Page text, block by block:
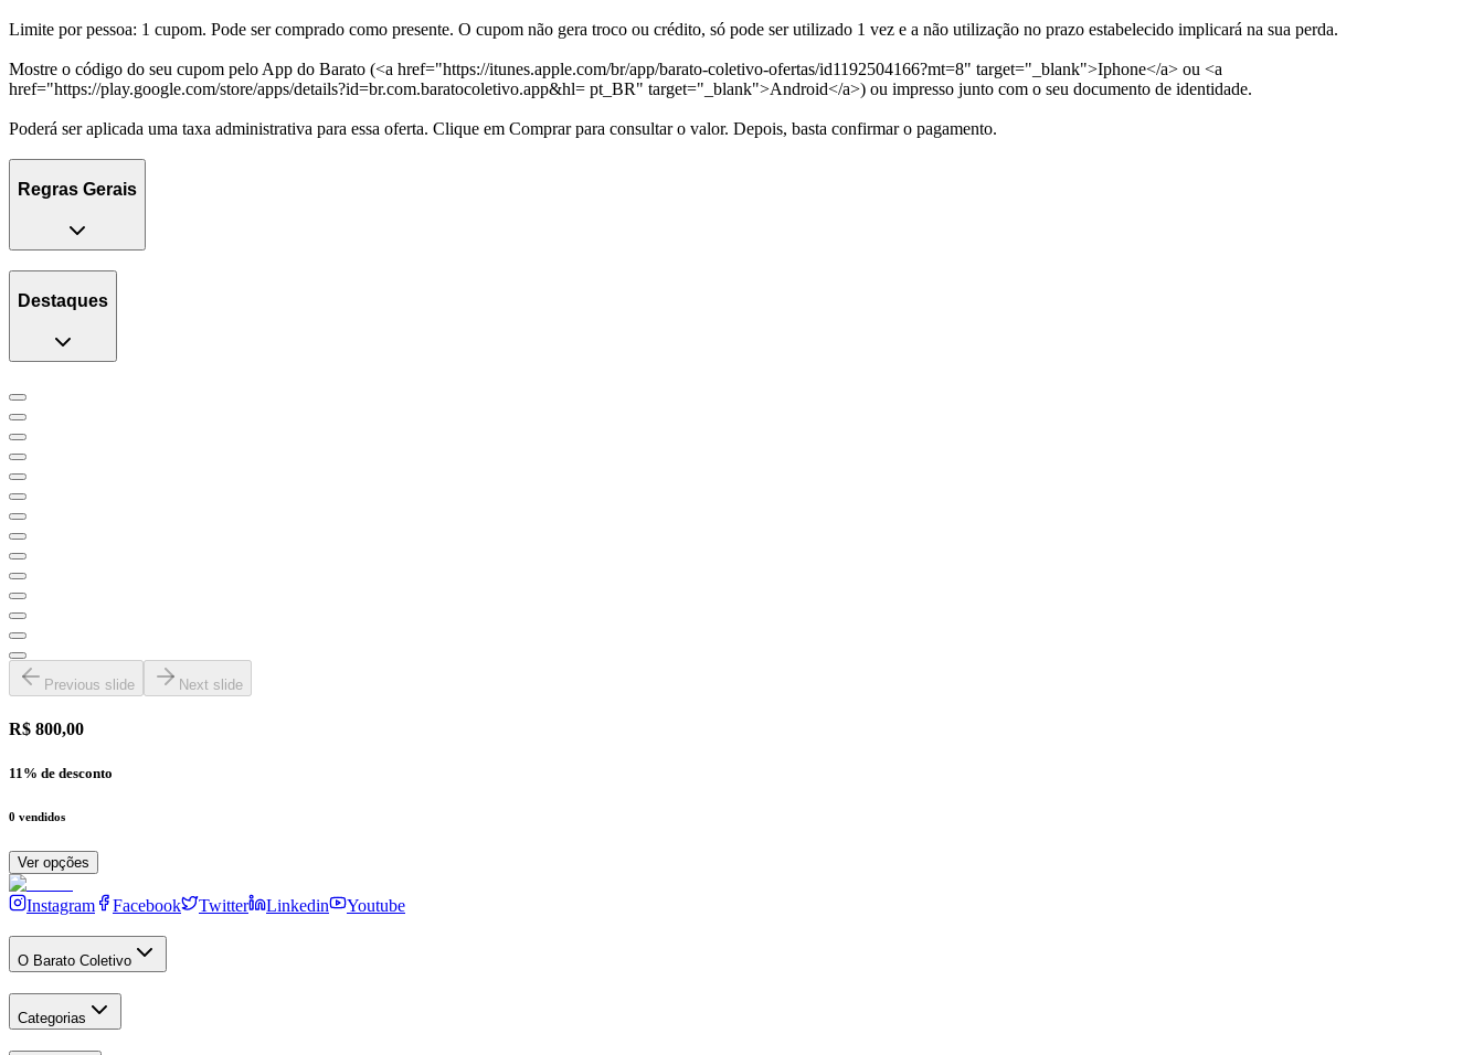
Limite por pessoa: 1 cupom. Pode ser comprado como presente. O cupom não gera troco ou crédito, só pode ser utilizado 1 vez e a não utilização no prazo estabelecido implicará na sua perda.
Mostre o código do seu cupom pelo App do Barato (<a href="https://itunes.apple.com/br/app/barato-coletivo-ofertas/id1192504166?mt=8" target="_blank">Iphone</a> ou <a
href="https://play.google.com/store/apps/details?id=br.com.baratocoletivo.app&hl= pt_BR" target="_blank">Android</a>) ou impresso junto com o seu documento de identidade.
Poderá ser aplicada uma taxa administrativa para essa oferta. Clique em Comprar para consultar o valor. Depois, basta confirmar o pagamento.
Regras Gerais
Destaques
Previous slide Next slide
R$ 800,00
11 % de desconto
0 vendidos
Ver opções
Instagram Facebook Twitter Linkedin Youtube
O Barato Coletivo
Categorias